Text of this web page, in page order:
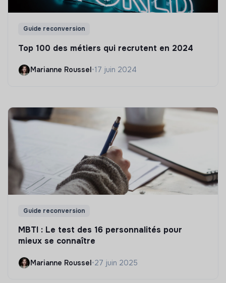
Guide reconversion
Top 100 des métiers qui recrutent en 2024
Marianne Roussel•17 juin 2024
Guide reconversion
MBTI : Le test des 16 personnalités pour
mieux se connaître
Marianne Roussel•27 juin 2025